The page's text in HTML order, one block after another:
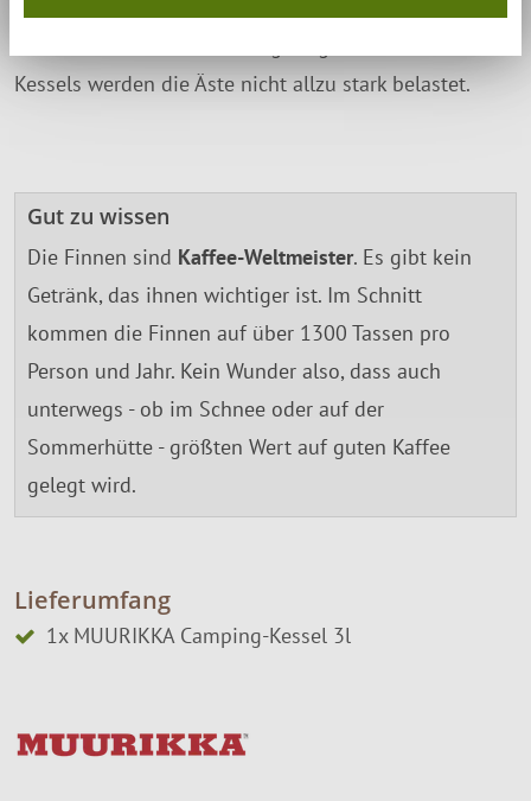
Kessels werden die Äste nicht allzu stark belastet.
Gut zu wissen
Die Finnen sind Kaffee-Weltmeister. Es gibt kein
Getränk, das ihnen wichtiger ist. Im Schnitt
kommen die Finnen auf über 1300 Tassen pro
Person und Jahr. Kein Wunder also, dass auch
unterwegs - ob im Schnee oder auf der
Sommerhütte - größten Wert auf guten Kaffee
gelegt wird.
Lieferumfang
1x MUURIKKA Camping-Kessel 3l